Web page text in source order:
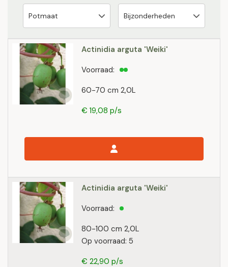
Actinidia arguta 'Weiki'
60-70 cm 2,0L
Voorraad:
€ 19,08 p/s
Actinidia arguta 'Weiki'
80-100 cm 2,0L
Op voorraad: 5
Voorraad:
€ 22,90 p/s